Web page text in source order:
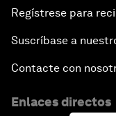
Regístrese para
Suscríbase a
Contacte con
Enlaces directos